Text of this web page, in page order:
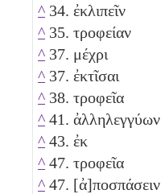
^ 34. ἐκλιπεῖν
^ 35. τροφείαν
^ 37. μέχρι
^ 37. ἐκτῖσαι
^ 38. τροφεῖα
^ 41. ἀλληλεγγύων
^ 43. ἐκ
^ 47. τροφεῖα
^ 47. [ἀ]ποσπάσειν